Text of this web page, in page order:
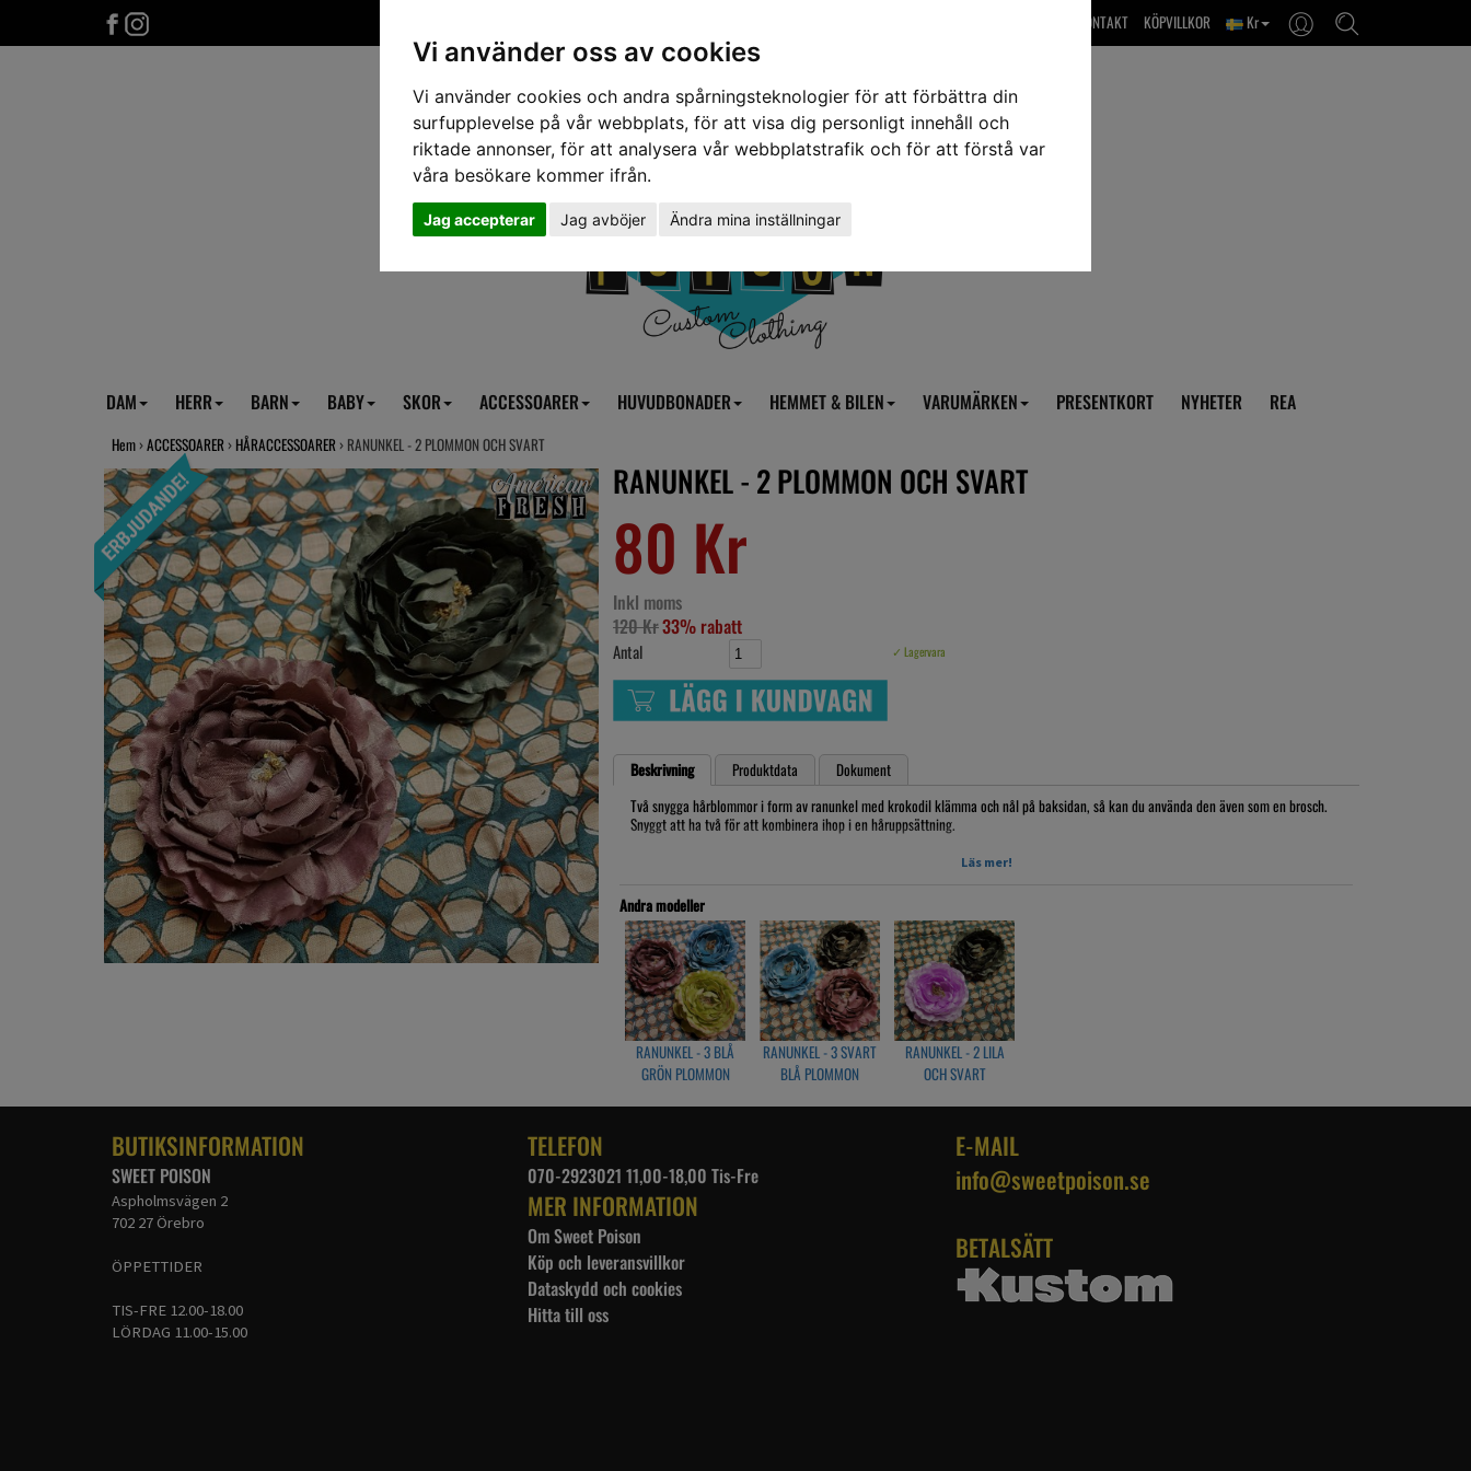
Vi använder oss av cookies
Vi använder cookies och andra spårningsteknologier för att förbättra din
surfupplevelse på vår webbplats, för att visa dig personligt innehåll och
riktade annonser, för att analysera vår webbplatstrafik och för att förstå var
våra besökare kommer ifrån.
Jag accepterar Jag avböjer Ändra mina inställningar
Kr
KÖPVILLKOR
OM OSS & KONTAKT
DAM HERR BARN BABY SKOR ACCESSOARER HUVUDBONADER HEMMET & BILEN VARUMÄRKEN PRESENTKORT NYHETER REA
Hem ›ACCESSOARER › HÅRACCESSOARER › RANUNKEL - 2 PLOMMON OCH SVART
RANUNKEL - 2 PLOMMON OCH SVART
80 Kr
Inkl moms
120 Kr33% rabatt
Antal ✓ Lagervara
Beskrivning Produktdata
Dokument
Två snygga hårblommor i form av ranunkel med krokodil klämma och nål på baksidan, så kan du använda den även som en brosch.
Snyggt att ha två för att kombinera ihop i en håruppsättning.
Läs mer!
Andra modeller
RANUNKEL - 3 BLÅ
GRÖN PLOMMON
RANUNKEL - 3 SVART
BLÅ PLOMMON
RANUNKEL - 2 LILA
OCH SVART
BUTIKSINFORMATION
SWEET POISON
Aspholmsvägen 2
702 27 Örebro
ÖPPETTIDER
TIS-FRE 12.00-18.00
LÖRDAG 11.00-15.00
TELEFON
070-2923021 11,00-18,00 Tis-Fre
MER INFORMATION
Om Sweet Poison
Köp och leveransvillkor
Dataskydd och cookies
Hitta till oss
E-MAIL
info@sweetpoison.se
BETALSÄTT